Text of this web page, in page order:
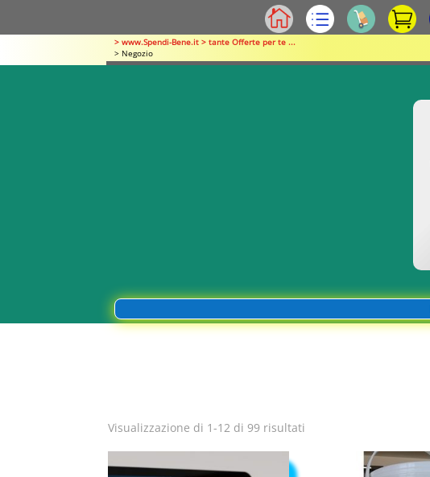
> www.Spendi-Bene.it > tante Offerte per te ...
> Negozio
Visualizzazione di 1-12 di 99 risultati